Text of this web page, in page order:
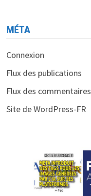
MÉTA
Connexion
Flux des publications
Flux des commentaires
Site de WordPress-FR